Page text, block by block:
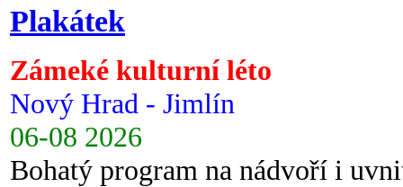
Plakátek
Zámeké kulturní léto
Nový Hrad - Jimlín
06-08 2026
Bohatý program na nádvoří i